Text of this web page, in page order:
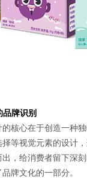
品牌识别
心在于创造一种独
等视觉元素的设计
，给消费者留下深
牌文化的一部分。